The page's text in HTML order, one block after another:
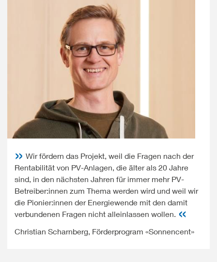
Wir fördern das Projekt, weil die Fragen nach der
Rentabilität von PV-Anlagen, die älter als 20 Jahre
sind, in den nächsten Jahren für immer mehr PV-
Betreiber:innen zum Thema werden wird und weil wir
die Pionier:innen der Energiewende mit den damit
verbundenen Fragen nicht alleinlassen wollen.
Christian Scharnberg, Förderprogram «Sonnencent»